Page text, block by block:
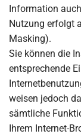
Information
Nutzung erfolgt
Masking).
Sie können die
entsprechende
weisen jedoch
sämtliche
Ihrem Internet-